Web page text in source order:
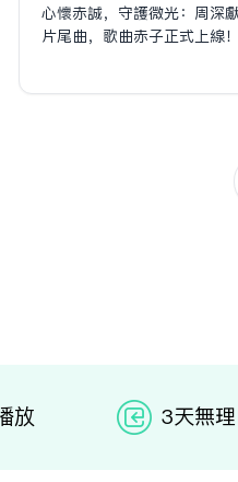
心懷赤誠，守護微光：周深
片尾曲，歌曲赤子正式上線！
放 3天无